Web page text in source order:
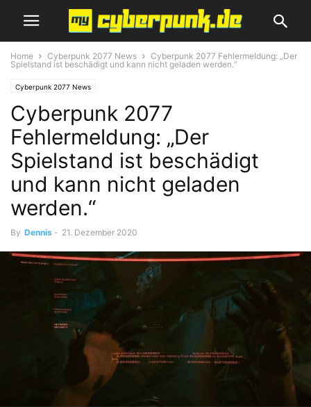
Home Cyberpunk 2077 News
Cyberpunk 2077 Fehlermeldung: „Der
Spielstand ist beschädigt und kann nicht geladen werden.“
Cyberpunk 2077 News
Cyberpunk 2077
Fehlermeldung: „Der
Spielstand ist beschädigt
und kann nicht geladen
werden.“
By Dennis - 21. Dezember 2020